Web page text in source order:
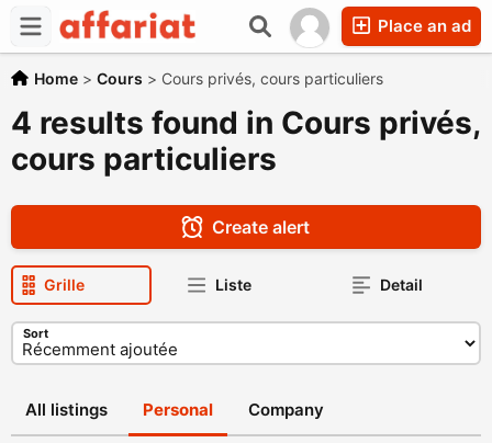
Place an ad
Home > Cours > Cours privés, cours particuliers
4 results found in Cours privés,
cours particuliers
Create alert
Grille Liste Detail
Sort
All listings Personal Company